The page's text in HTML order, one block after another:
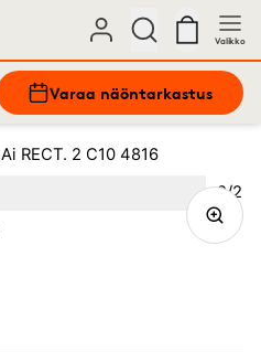
Valikko
Varaa näöntarkastus
Ai RECT. 2 C10 4816
Kuva
2/2
(Current image)